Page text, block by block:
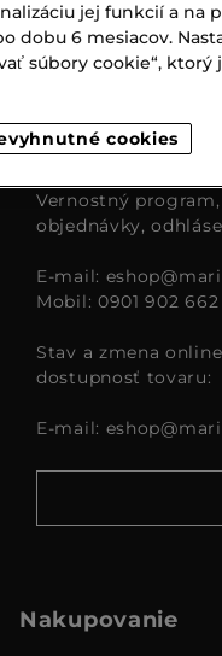
ZÁKAZNÍCKY
Zákaznícky servis
čase od 9:00 – 16:00.
Vernostný
objednávky,
E-mail:
Mobil: 0901 902 662
Stav a zmena
dostupnosť tovaru:
E-mail:
Nakupovanie
jej funkcií a na
dobu 6 mesiacov.
súbory cookie“, ktorý
cookies